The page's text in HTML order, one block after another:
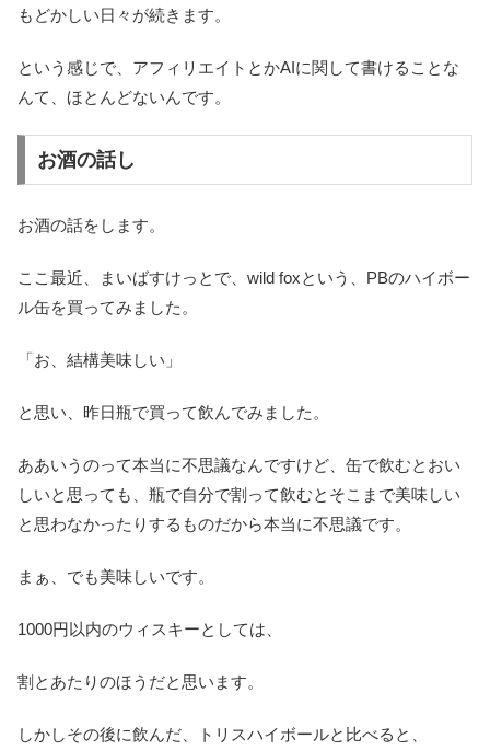
もどかしい日々が続きます。
という感じで、アフィリエイトとかAIに関して書けることな
んて、ほとんどないんです。
お酒の話し
お酒の話をします。
ここ最近、まいばすけっとで、wild foxという、PBのハイボー
ル缶を買ってみました。
「お、結構美味しい」
と思い、昨日瓶で買って飲んでみました。
ああいうのって本当に不思議なんですけど、缶で飲むとおい
しいと思っても、瓶で自分で割って飲むとそこまで美味しい
と思わなかったりするものだから本当に不思議です。
まぁ、でも美味しいです。
1000円以内のウィスキーとしては、
割とあたりのほうだと思います。
しかしその後に飲んだ、トリスハイボールと比べると、